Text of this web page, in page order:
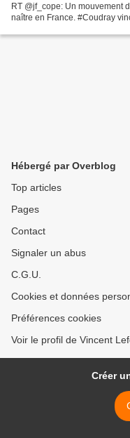
RT @jf_cope: Un mouvement
naître en France. #Coudray
Hébergé par Overblog
Top articles
Pages
Contact
Signaler un abus
C.G.U.
Cookies et données
Préférences cookies
Voir le profil de Vincent
Créer